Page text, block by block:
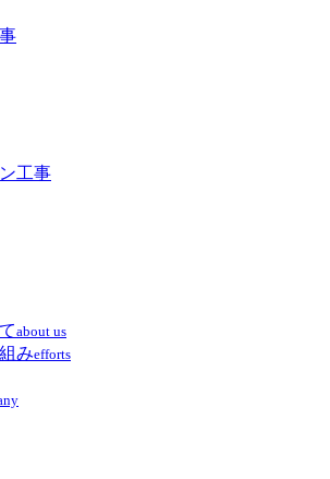
工事
about us
みefforts